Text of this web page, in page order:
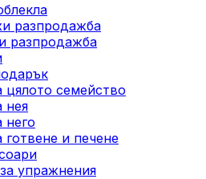
разпродажба
разпродажба
семейство
нея
него
и печене
упражнения